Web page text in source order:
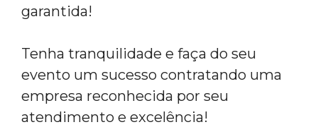
garantida!
Tenha tranquilidade e faça do seu
evento um sucesso contratando uma
empresa reconhecida por seu
atendimento e excelência!